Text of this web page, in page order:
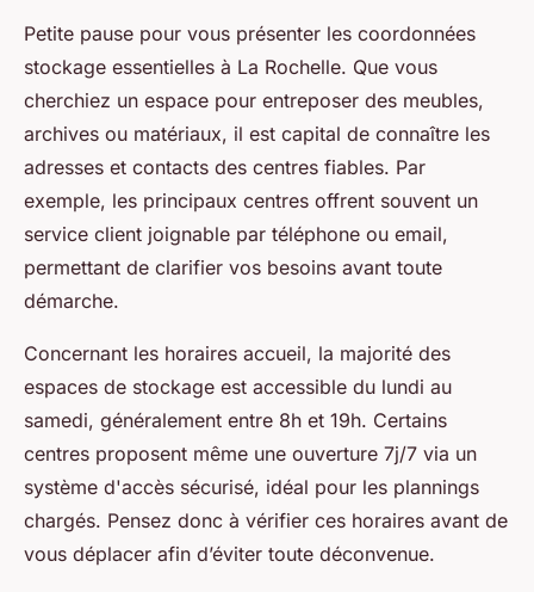
Petite pause pour vous présenter les coordonnées
stockage essentielles à La Rochelle. Que vous
cherchiez un espace pour entreposer des meubles,
archives ou matériaux, il est capital de connaître les
adresses et contacts des centres fiables. Par
exemple, les principaux centres offrent souvent un
service client joignable par téléphone ou email,
permettant de clarifier vos besoins avant toute
démarche.
Concernant les horaires accueil, la majorité des
espaces de stockage est accessible du lundi au
samedi, généralement entre 8h et 19h. Certains
centres proposent même une ouverture 7j/7 via un
système d'accès sécurisé, idéal pour les plannings
chargés. Pensez donc à vérifier ces horaires avant de
vous déplacer afin d’éviter toute déconvenue.